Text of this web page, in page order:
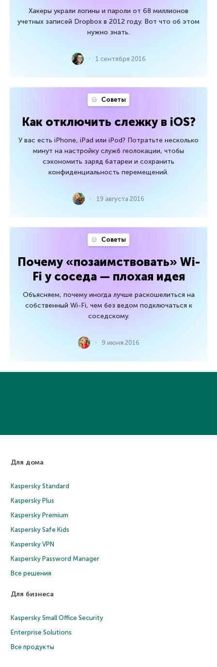
Хакеры украли логины и пароли от 68 миллионов
учетных записей Dropbox в 2012 году. Вот что об этом
нужно знать.
1 сентября 2016
Советы
Как отключить слежку в iOS?
У вас есть iPhone, iPad или iPod? Потратьте несколько
минут на настройку служб геолокации, чтобы
сэкономить заряд батареи и сохранить
конфиденциальность перемещений.
19 августа 2016
Советы
Почему «позаимствовать» Wi-
Fi у соседа — плохая идея
Объясняем, почему иногда лучше раскошелиться на
собственный Wi-Fi, чем без ведом подключаться к
соседскому.
9 июня 2016
Для дома
Kaspersky Standard
Kaspersky Plus
Kaspersky Premium
Kaspersky Safe Kids
Kaspersky VPN
Kaspersky Password Manager
Все решения
Для бизнеса
Kaspersky Small Office Security
Enterprise Solutions
Все продукты